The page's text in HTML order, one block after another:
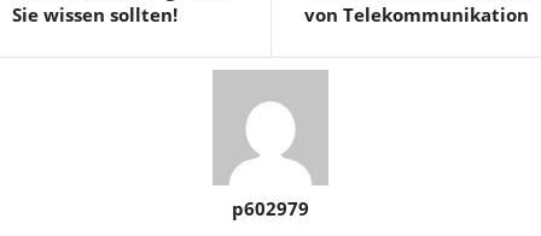
Sie wissen sollten!
von Telekommunikation
p602979